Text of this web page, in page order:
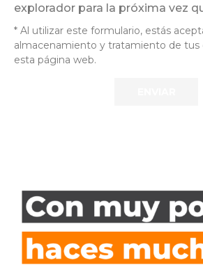
explorador para la próxima vez
* Al utilizar este formulario, estás
almacenamiento y tratamiento de tus
esta página web.